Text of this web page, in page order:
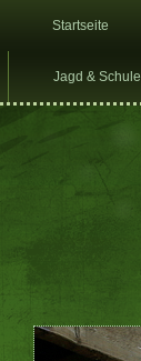
Startseite
Jagd & Schule